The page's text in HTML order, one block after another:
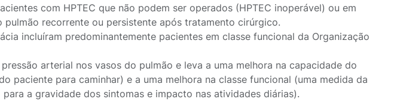
com HPTEC que não podem ser operados (HPTEC inoperável) ou em
recorrente ou persistente após tratamento cirúrgico.
incluíram predominantemente pacientes em classe funcional da Organização
arterial nos vasos do pulmão e leva a uma melhora na capacidade do
paciente para caminhar) e a uma melhora na classe funcional (uma medida da
para a gravidade dos sintomas e impacto nas atividades diárias).